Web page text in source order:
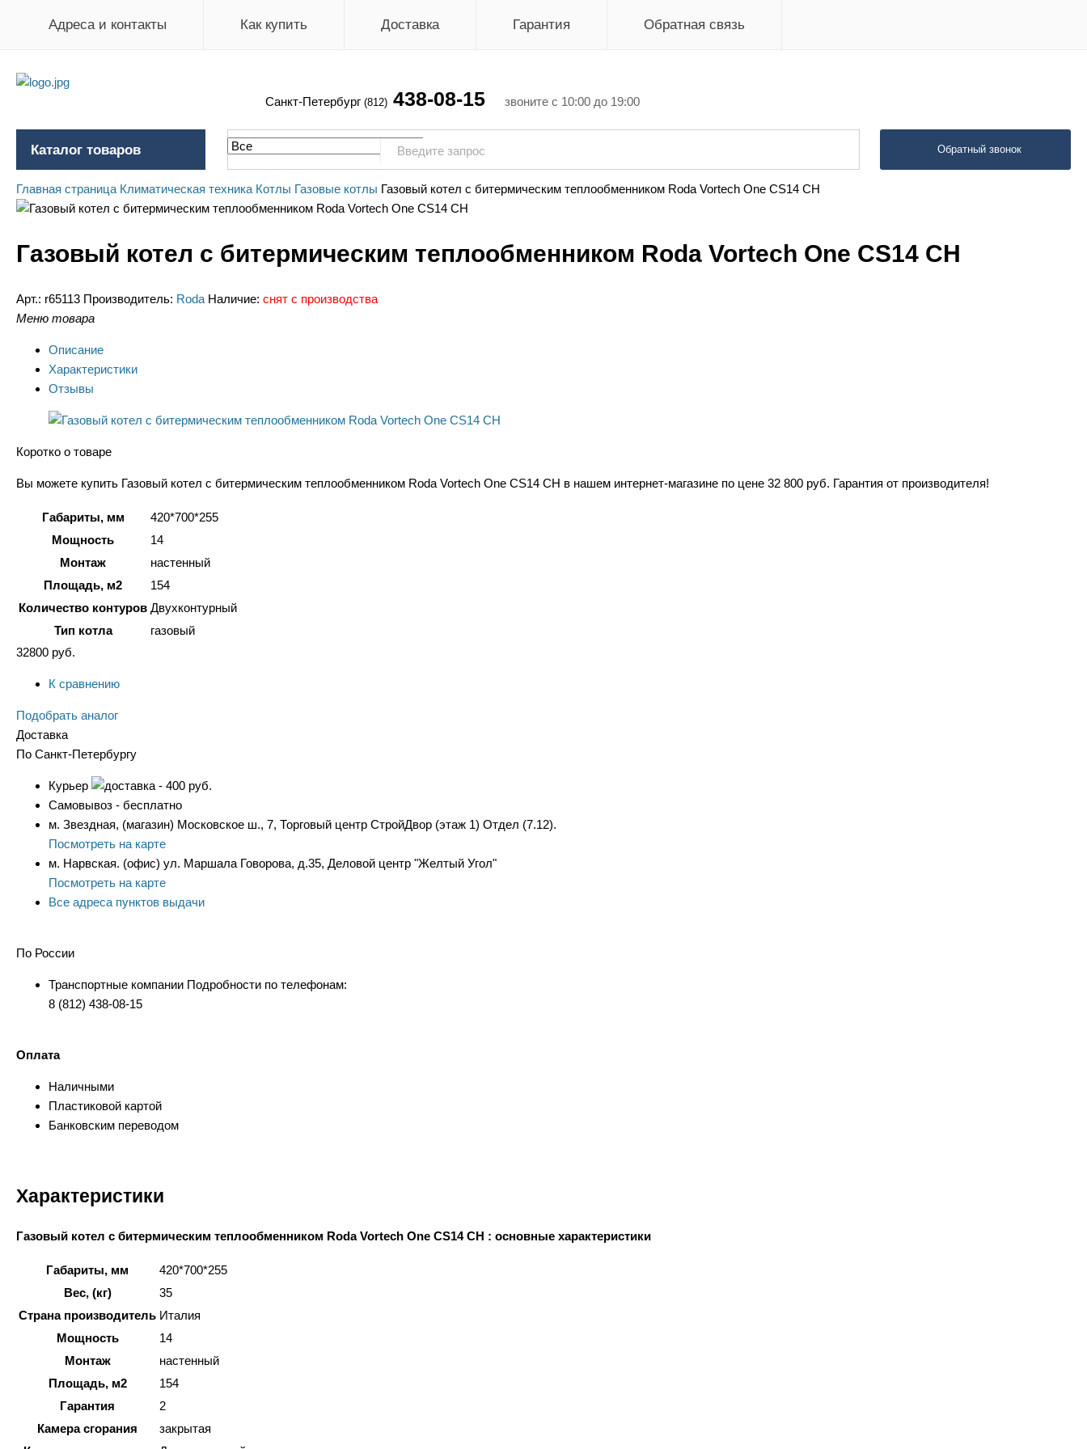
Адреса и контакты Как купить Доставка Гарантия Обратная связь
Санкт-Петербург (812) 438-08-15 звоните с 10:00 до 19:00
Каталог товаров Обратный звонок
Главная страница Климатическая техника Котлы Газовые котлы Газовый котел с битермическим теплообменником Roda Vortech One CS14 CH
Газовый котел с битермическим теплообменником Roda Vortech One CS14 CH
Арт.: r65113 Производитель: Roda Наличие: снят с производства
Меню товара
Описание
Характеристики
Отзывы
Коротко о товаре
Вы можете купить Газовый котел с битермическим теплообменником Roda Vortech One CS14 CH в нашем интернет-магазине по цене 32 800 руб. Гарантия от производителя!
Габариты, мм
420*700*255
Мощность
14
Монтаж
настенный
Площадь, м2
154
Количество контуров Двухконтурный
Тип котла
газовый
32800 руб.
К сравнению
Подобрать аналог
Доставка
По Санкт-Петербургу
Курьер
- 400 руб.
Самовывоз - бесплатно
м. Звездная, (магазин) Московское ш., 7, Торговый центр СтройДвор (этаж 1) Отдел (7.12).
Посмотреть на карте
м. Нарвская. (офис) ул. Маршала Говорова, д.35, Деловой центр "Желтый Угол"
Посмотреть на карте
Все адреса пунктов выдачи
По России
Транспортные компании Подробности по телефонам:
8 (812) 438-08-15
Оплата
Наличными
Пластиковой картой
Банковским переводом
Характеристики
Газовый котел с битермическим теплообменником Roda Vortech One CS14 CH : основные характеристики
Габариты, мм
420*700*255
Вес, (кг)
35
Страна производитель Италия
Мощность
14
Монтаж
настенный
Площадь, м2
154
Гарантия
2
Камера сгорания
закрытая